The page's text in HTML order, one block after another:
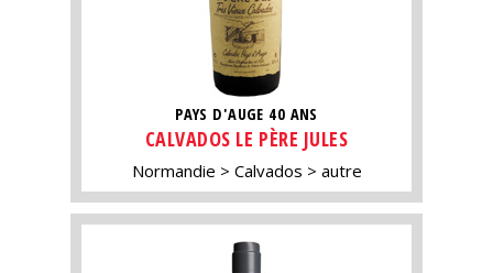
PAYS D'AUGE 40 ANS
CALVADOS LE PÈRE JULES
Normandie Calvados autre